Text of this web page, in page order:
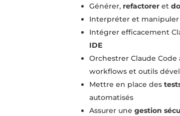
Générer, refactorer et
Interpréter et
Intégrer efficacement
IDE
Orchestrer Claude Code
workflows et outils
Mettre en place des
automatisés
Assurer unegestion